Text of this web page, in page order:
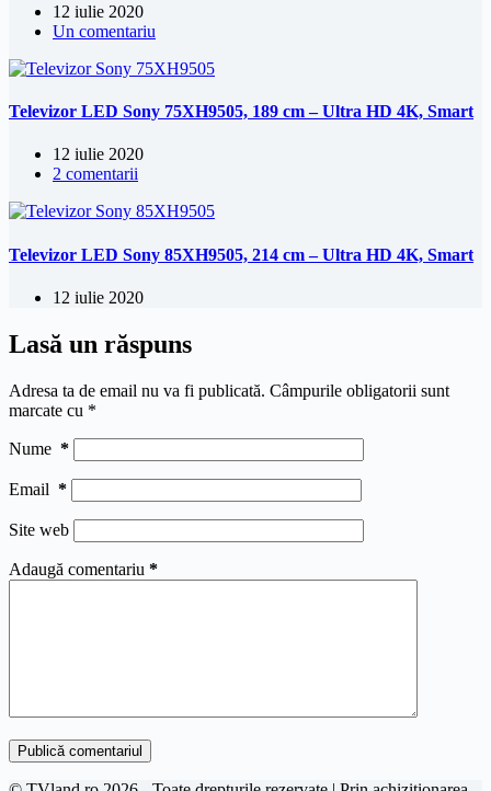
12 iulie 2020
Un comentariu
Televizor LED Sony 75XH9505, 189 cm – Ultra HD 4K, Smart
12 iulie 2020
2 comentarii
Televizor LED Sony 85XH9505, 214 cm – Ultra HD 4K, Smart
12 iulie 2020
Lasă un răspuns
Adresa ta de email nu va fi publicată. Câmpurile obligatorii sunt
marcate cu *
Nume *
Email *
Site web
Adaugă comentariu *
Publică comentariul